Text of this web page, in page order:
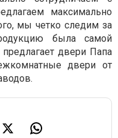
максимально
мы четко следим за
была самой
двери Папа
двери от